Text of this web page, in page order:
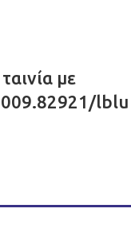
με
009.82921/lblu